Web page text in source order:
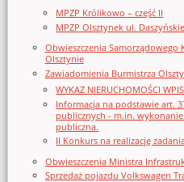
MPZP Królikowo – część II
MPZP Olsztynek ul.
Obwieszczenia Samorządowego
Olsztynie
Zawiadomienia Burmistrza
WYKAZ NIERUCHOMOŚCI
Informacja na podstawie art.
publicznych - m.in.
publiczna.
II Konkurs na realizację
Obwieszczenia Ministra
Sprzedaż pojazdu Volkswagen